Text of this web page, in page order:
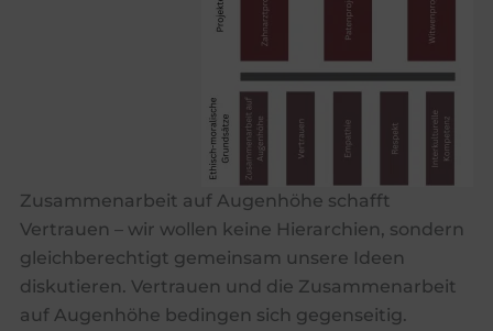
Zusammenarbeit auf Augenhöhe schafft
Vertrauen – wir wollen keine Hierarchien, sondern
gleichberechtigt gemeinsam unsere Ideen
diskutieren. Vertrauen und die Zusammenarbeit
auf Augenhöhe bedingen sich gegenseitig.